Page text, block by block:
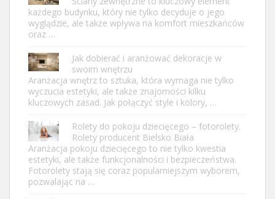
każdego budynku, który nie tylko decyduje o jego
wyglądzie, ale także wpływa na komfort mieszkańców
oraz …
Jak dobierać i aranżować dekoracje w
swoim wnętrzu
Aranżacja wnętrz to sztuka, która wymaga nie tylko
wyczucia estetyki, ale także znajomości kilku
kluczowych zasad. Jak połączyć style i kolory, …
Rolety do pokoju dziecięcego – fotorolety.
Rolety producent Bielsko Biała
Aranżacja pokoju dziecięcego to nie tylko kwestia
estetyki, ale także funkcjonalności i bezpieczeństwa.
Fotorolety stają się coraz popularniejszym wyborem,
pozwalając na …